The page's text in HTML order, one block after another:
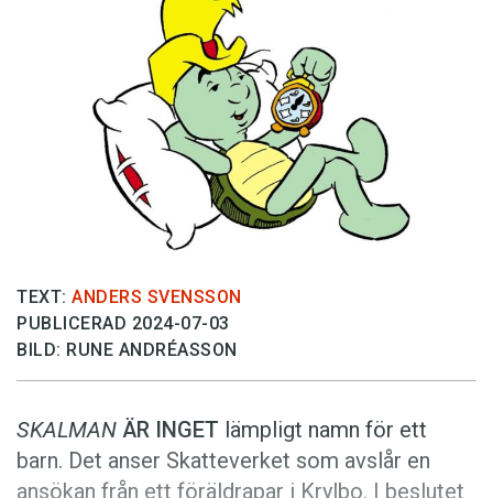
Anmäl till språkpolisen
Föreslå nyord
Annonsera
Prenumerera
Läs Språktidningen digitalt
TEXT: ANDERS SVENSSON
PUBLICERAD 2024-07-03
BILD: RUNE ANDRÉASSON
SKALMAN ÄR INGET lämpligt namn för ett
barn. Det anser Skatte­verket som avslår en
ansökan från ett föräldrapar i Krylbo. I beslutet